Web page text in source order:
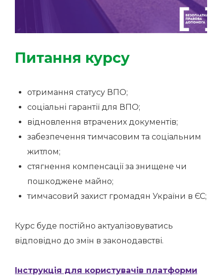
Питання курсу
отримання статусу ВПО;
соціальні гарантії для ВПО;
відновлення втрачених документів;
забезпечення тимчасовим та соціальним
житлом;
стягнення компенсації за знищене чи
пошкоджене майно;
тимчасовий захист громадян України в ЄС;
Курс буде постійно актуалізовуватись
відповідно до змін в законодавстві.
Інструкція для користувачів платформи